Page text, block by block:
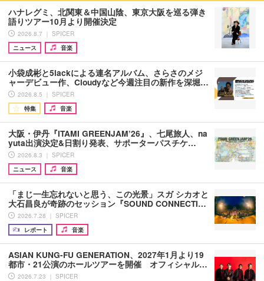
ハナレグミ、北関東＆中国山陰、東京大阪を巡る弾き
語りツアー10月より開催決定
2026.8.7 ｜ SPICER
ニュース
音楽
小袋成彬と5lackによる連名アルバム、さらさのメジ
ャーデビュー作、Cloudyなど今週注目の新作を深堀…
2026.8.5 ｜ SPICER
特集
音楽
大阪・伊丹『ITAMI GREENJAM’26』、七尾旅人、na
yuta出演決定&日割り発表、サポーターパスチケ…
2026.8.3 ｜ SPICER
ニュース
音楽
「まじ一生忘れないと思う、この光景」スガ シカオと
大石昌良が奇跡のセッション『SOUND CONNECTI…
2026.7.28 ｜ SPICER
レポート
音楽
ASIAN KUNG-FU GENERATION、2027年1月より19
都市・21公演のホールツアーを開催 オフィシャル…
2026.7.23 ｜ SPICER